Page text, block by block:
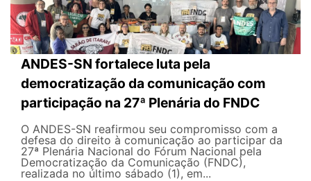
ANDES-SN fortalece luta pela
democratização da comunicação com
participação na 27ª Plenária do FNDC
O ANDES-SN reafirmou seu compromisso com a
defesa do direito à comunicação ao participar da
27ª Plenária Nacional do Fórum Nacional pela
Democratização da Comunicação (FNDC),
realizada no último sábado (1), em...